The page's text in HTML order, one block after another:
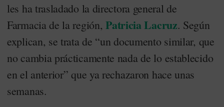
les ha trasladado la directora general de
Farmacia de la región,Patricia Lacruz. Según
explican, se trata de “un documento similar, que
no cambia prácticamente nada de lo establecido
en el anterior” que ya rechazaron hace unas
semanas.